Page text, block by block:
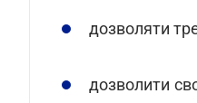
дозволяти
дозволити